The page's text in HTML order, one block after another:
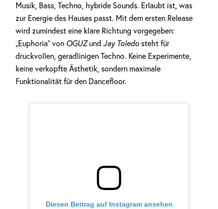
Musik, Bass, Techno, hybride Sounds. Erlaubt ist, was
zur Energie des Hauses passt. Mit dem ersten Release
wird zumindest eine klare Richtung vorgegeben:
„Euphoria” von OGUZund Jay Toledo steht für
druckvollen, geradlinigen Techno. Keine Experimente,
keine verkopfte Ästhetik, sondern maximale
Funktionalität für den Dancefloor.
Diesen Beitrag auf Instagram ansehen